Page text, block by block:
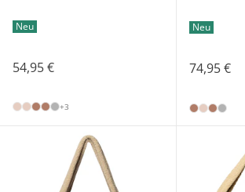
Neu
54,95 €
+3
Neu
74,95 €